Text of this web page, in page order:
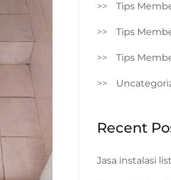
Tips
Tips
Tips
Recent
Jasa instalasi